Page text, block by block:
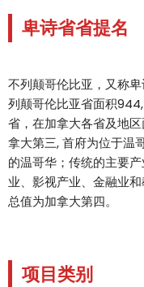
卑诗省省提名
不列颠哥伦比亚，又称
列颠哥伦比亚省面积
省，在加拿大各省及地
拿大第三, 首府为位于温
的温哥华；传统的主要
业、影视产业、金融业
总值为加拿大第四。
项目类别